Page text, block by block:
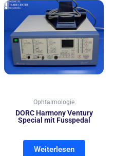
Ophtalmologie
DORC Harmony Ventury
Special mit Fusspedal
Weiterlesen